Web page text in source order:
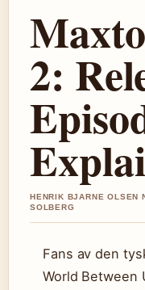
2:
HENRIK BJARNE OLSEN
SOLBERG
Fans av den
World Between